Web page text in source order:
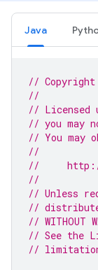
Java
// Copyright
//
// Licensed
// you may
// You may
//
//     http://
//
// Unless
//
// WITHOUT
// See the
//